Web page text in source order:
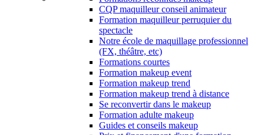
CQP maquilleur conseil animateur
Formation maquilleur perruquier du
spectacle
Notre école de maquillage professionnel
(FX, théâtre, etc)
Formations courtes
Formation makeup event
Formation makeup trend
Formation makeup trend à distance
Se reconvertir dans le makeup
Formation adulte makeup
Guides et conseils makeup